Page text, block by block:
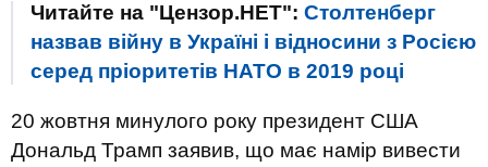
Читайте на "Цензор.НЕТ": Столтенберг
назвав війну в Україні і відносини з Росією
серед пріоритетів НАТО в 2019 році
20 жовтня минулого року президент США
Дональд Трамп заявив, що має намір вивести